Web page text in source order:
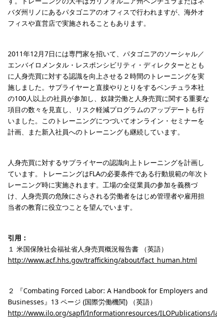
バダ州リノにあるパタゴニアのオフィスで行われますが、海外オ
フィスや直営店で実施されることもあります。
2011年12月7日には専門家を招いて、パタゴニアのソーシャル／
エンバイロメンタル・レスポンシビリティ・ディレクターととも
に人身売買に対する認識を向上させる２時間のトレーニングを実
施しました。サプライヤーと直接やりとりをするベンチュラ本社
の100人以上の社員が参加し、奴隷労働と人身売買に関する重要な
項目の数々を見直し、リスク軽減プログラムのアップデートも行
いました。このトレーニングにつづいてオンライン・セミナーを
計画、また新入社員へのトレーニングも継続しています。
人身売買に対するサプライヤーの認識向上トレーニングを計画し
ています。トレーニングはFLAの必要条件である行動規範の年次ト
レーニング時に実施されます。工場の全従業員の参加を義務づ
け、人身売買の危険にさらされる労働者をはじめ管理者や雇用担
当者の教育に役立つことを望んでいます。
引用：
１ 米国保険社会福祉省人身売買概況報告書 （英語）
http://www.acf.hhs.gov/trafficking/about/fact_human.html
２ 『Combating Forced Labor: A Handbook for Employers and
Businesses』13 ページ (国際労働機関) （英語）
http://www.ilo.org/sapfl/Informationresources/ILOPublications/